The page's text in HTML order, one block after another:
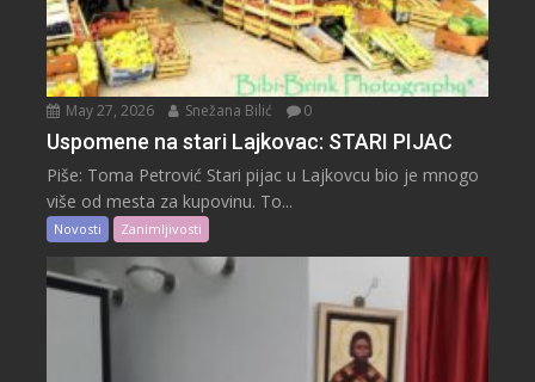
May 27, 2026 Snežana Bilić 0
Uspomene na stari Lajkovac: STARI PIJAC
Piše: Toma Petrović Stari pijac u Lajkovcu bio je mnogo
više od mesta za kupovinu. To...
Novosti Zanimljivosti